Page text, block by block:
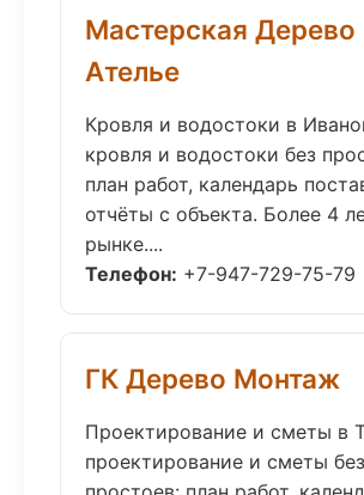
Мастерская Дерево
Ателье
Кровля и водостоки в
кровля и водостоки без
план работ, календарь
отчёты с объекта. Более 4
рынке....
Телефон: +7-947-729-75-79
ГК Дерево Монтаж
Проектирование и сметы в
проектирование и сметы без